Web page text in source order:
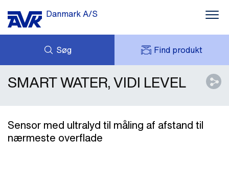
Danmark A/S
Søg Find produkt
NYHEDER
CASES
OM OS
KONTAKT OS
FORESPØRG
MIT AVK
SMART WATER, VIDI LEVEL
Sensor med ultralyd til måling af afstand til
nærmeste overflade